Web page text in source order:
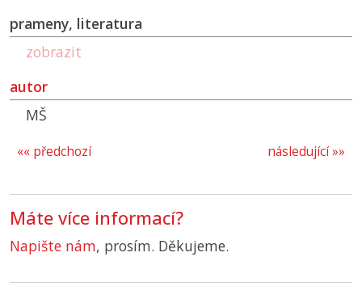
prameny, literatura
zobrazit
autor
MŠ
následující »»
«« předchozí
Máte více informací?
Napište nám, prosím. Děkujeme.